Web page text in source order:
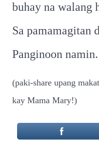
buhay na walang
Sa pamamagitan
Panginoon
(paki-share upang
kay Mama Mary!)